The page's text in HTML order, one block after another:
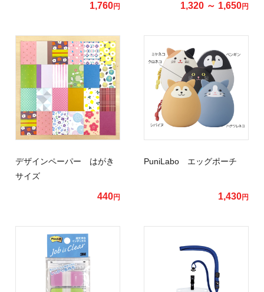
1,760円 1,320 ～ 1,650円
デザインペーパー はがき
サイズ
440円
PuniLabo エッグポーチ
1,430円